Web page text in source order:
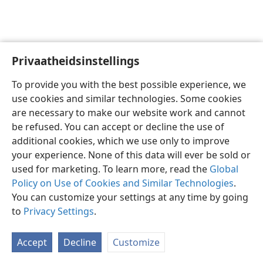
Privaatheidsinstellings
To provide you with the best possible experience, we
use cookies and similar technologies. Some cookies
are necessary to make our website work and cannot
be refused. You can accept or decline the use of
additional cookies, which we use only to improve
your experience. None of this data will ever be sold or
used for marketing. To learn more, read the Global
Policy on Use of Cookies and Similar Technologies.
You can customize your settings at any time by going
to Privacy Settings.
Accept Decline Customize
Afrikaans Voorkeure
Copyright© 2026 Watch Tower Bible and Tract Society of Pennsylvania
Privaatheidsbeleid
JW.ORG
Meld aan